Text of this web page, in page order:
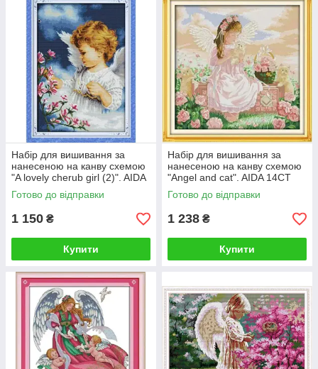
Набір для вишивання за
нанесеною на канву схемою
"A lovely cherub girl (2)". AIDA
14CT printed, 36*50 см
Готово до відправки
1 150 ₴
Купити
Набір для вишивання за
нанесеною на канву схемою
"Angel and cat". AIDA 14CT
printed 51*51 см
Готово до відправки
1 238 ₴
Купити